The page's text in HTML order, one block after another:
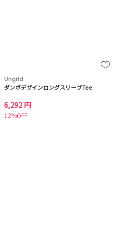
Ungrid
ダンボデザインロングスリーブTee
6,292 円
12%OFF